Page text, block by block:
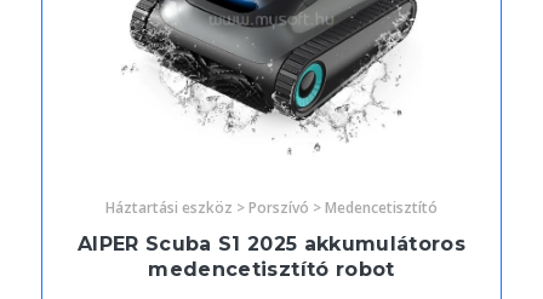
Háztartási eszköz > Porszívó > Medencetisztító
AIPER Scuba S1 2025 akkumulátoros
medencetisztító robot